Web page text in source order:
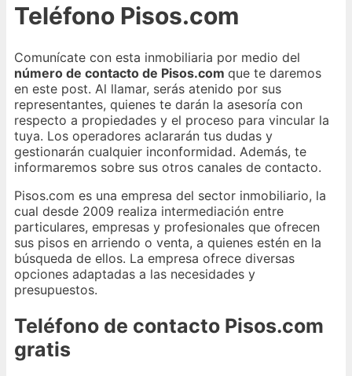
Teléfono Pisos.com
Comunícate con esta inmobiliaria por medio del
número de contacto de Pisos.com que te daremos
en este post. Al llamar, serás atenido por sus
representantes, quienes te darán la asesoría con
respecto a propiedades y el proceso para vincular la
tuya. Los operadores aclararán tus dudas y
gestionarán cualquier inconformidad. Además, te
informaremos sobre sus otros canales de contacto.
Pisos.com es una empresa del sector inmobiliario, la
cual desde 2009 realiza intermediación entre
particulares, empresas y profesionales que ofrecen
sus pisos en arriendo o venta, a quienes estén en la
búsqueda de ellos. La empresa ofrece diversas
opciones adaptadas a las necesidades y
presupuestos.
Teléfono de contacto Pisos.com
gratis